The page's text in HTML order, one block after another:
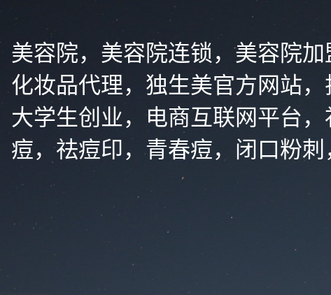
美容院，美容院连锁，美容院
化妆品代理，独生美官方网站
大学生创业，电商互联网平台
痘，祛痘印，青春痘，闭口粉